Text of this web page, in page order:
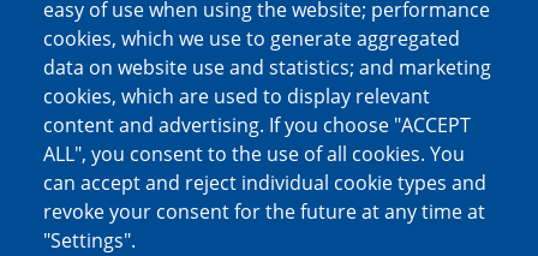
Social media channels
easy of use when using the website; performance
cookies, which we use to generate aggregated
data on website use and statistics; and marketing
cookies, which are used to display relevant
content and advertising. If you choose "ACCEPT
ALL", you consent to the use of all cookies. You
can accept and reject individual cookie types and
revoke your consent for the future at any time at
"Settings".